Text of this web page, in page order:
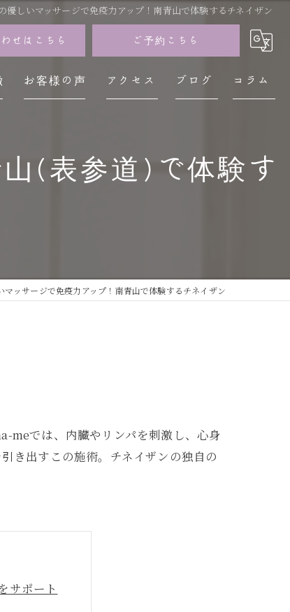
優しいマッサージで免疫力アップ！南青山で体験するチネイザン
せはこちら ご予約こちら
お客様の声 アクセス ブログ コラム
(表参道)で体験す
マッサージで免疫力アップ！南青山で体験するチネイザン
meでは、内臓やリンパを刺激し、心身
き出すこの施術。チネイザンの独自の
サポート